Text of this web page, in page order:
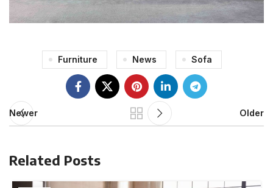
Furniture News Sofa
Newer Older
Related Posts